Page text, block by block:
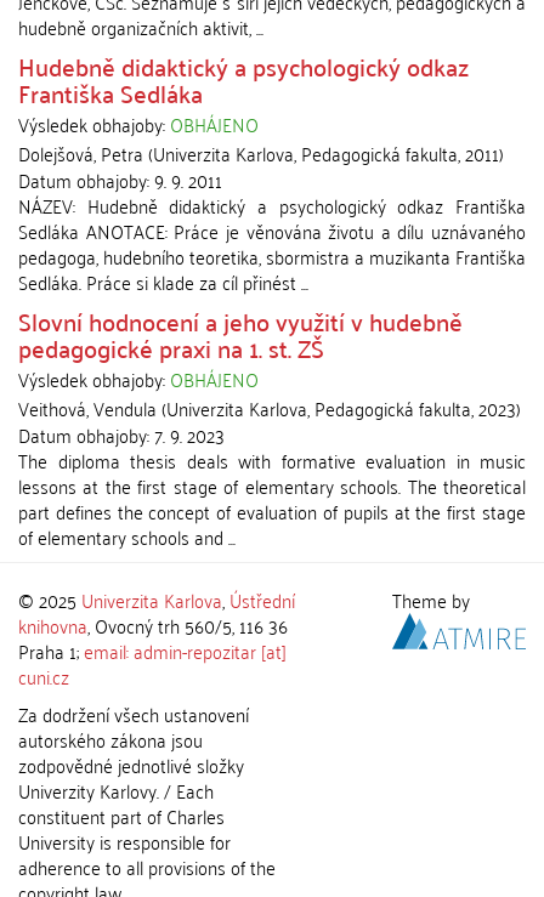
hudebně organizačních aktivit, ...
Hudebně didaktický a psychologický odkaz
Františka Sedláka
Výsledek obhajoby:OBHÁJENO
Dolejšová, Petra(Univerzita Karlova, Pedagogická fakulta,2011)
Datum obhajoby:9. 9. 2011
NÁZEV: Hudebně didaktický a psychologický odkaz Františka
Sedláka ANOTACE: Práce je věnována životu a dílu uznávaného
pedagoga, hudebního teoretika, sbormistra a muzikanta Františka
Sedláka. Práce si klade za cíl přinést ...
Slovní hodnocení a jeho využití v hudebně
pedagogické praxi na 1. st. ZŠ
Výsledek obhajoby:OBHÁJENO
Veithová, Vendula(Univerzita Karlova, Pedagogická fakulta,2023)
Datum obhajoby:7. 9. 2023
The diploma thesis deals with formative evaluation in music
lessons at the first stage of elementary schools. The theoretical
part defines the concept of evaluation of pupils at the first stage
of elementary schools and ...
© 2025 Univerzita Karlova,Ústřední
knihovna, Ovocný trh 560/5, 116 36
Praha 1;email: admin-repozitar [at]
cuni.cz
Za dodržení všech ustanovení
autorského zákona jsou
zodpovědné jednotlivé složky
Univerzity Karlovy. / Each
constituent part of Charles
University is responsible for
adherence to all provisions of the
Theme by